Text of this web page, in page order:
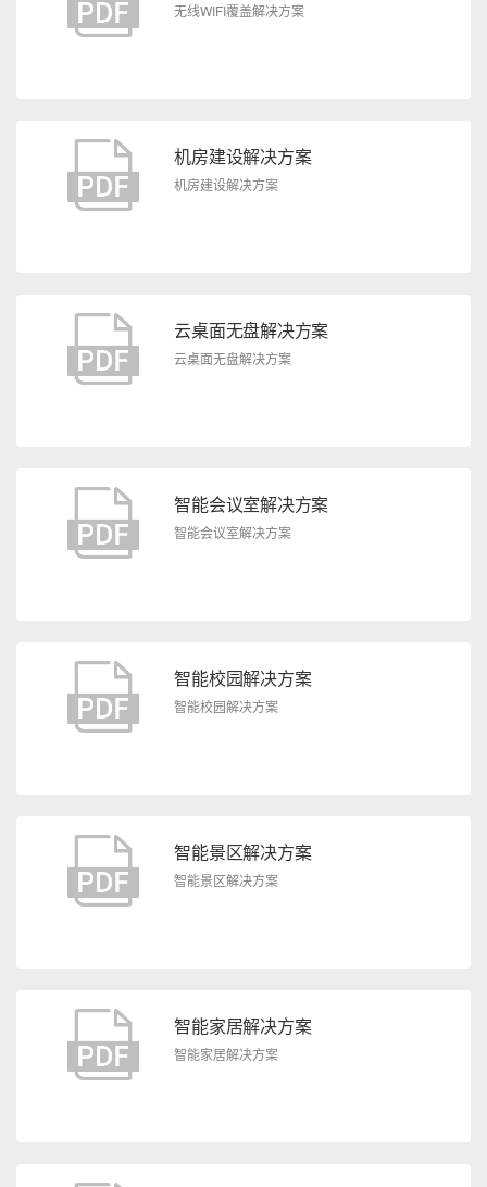
无线WIFI覆盖解决方案
机房建设解决方案
机房建设解决方案
云桌面无盘解决方案
云桌面无盘解决方案
智能会议室解决方案
智能会议室解决方案
智能校园解决方案
智能校园解决方案
智能景区解决方案
智能景区解决方案
智能家居解决方案
智能家居解决方案